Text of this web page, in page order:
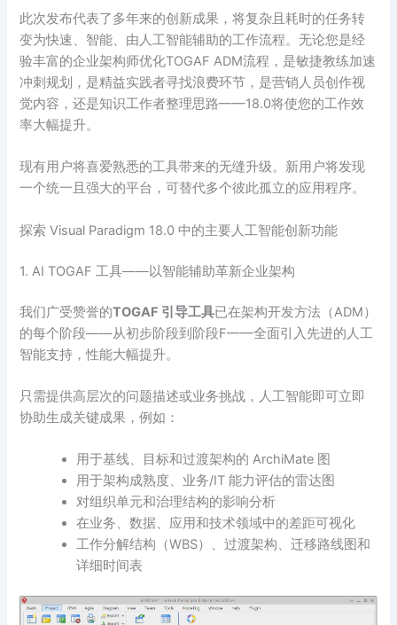
此次发布代表了多年来的创新成果，将复杂且耗时的任务转
变为快速、智能、由人工智能辅助的工作流程。无论您是经
验丰富的企业架构师优化TOGAF ADM流程，是敏捷教练加速
冲刺规划，是精益实践者寻找浪费环节，是营销人员创作视
觉内容，还是知识工作者整理思路——18.0将使您的工作效
率大幅提升。
现有用户将喜爱熟悉的工具带来的无缝升级。新用户将发现
一个统一且强大的平台，可替代多个彼此孤立的应用程序。
探索 Visual Paradigm 18.0 中的主要人工智能创新功能
1. AI TOGAF 工具——以智能辅助革新企业架构
我们广受赞誉的TOGAF 引导工具已在架构开发方法（ADM）
的每个阶段——从初步阶段到阶段F——全面引入先进的人工
智能支持，性能大幅提升。
只需提供高层次的问题描述或业务挑战，人工智能即可立即
协助生成关键成果，例如：
用于基线、目标和过渡架构的 ArchiMate 图
用于架构成熟度、业务/IT 能力评估的雷达图
对组织单元和治理结构的影响分析
在业务、数据、应用和技术领域中的差距可视化
工作分解结构（WBS）、过渡架构、迁移路线图和
详细时间表